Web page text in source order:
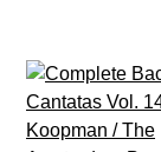
03:21
05:12